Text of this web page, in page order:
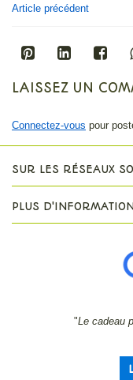
Article précédent
LAISSEZ UN
Connectez-vous pour
SUR LES RÉSEAUX
PLUS
"Le cadeau